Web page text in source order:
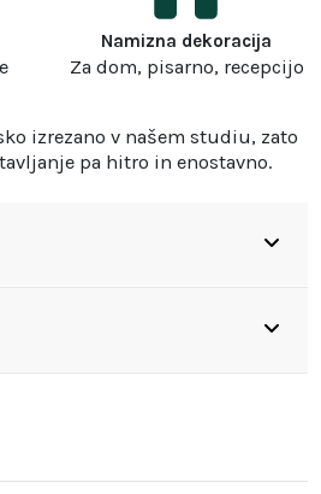
Namizna dekoracija
Za dom, pisarno, recepcijo
izrezano v našem studiu, zato
pa hitro in enostavno.